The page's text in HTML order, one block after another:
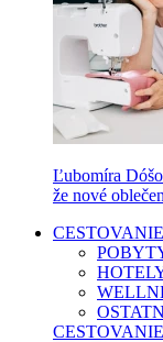
Ľubomíra
že nové
CESTOVANIE
CESTOVANIE